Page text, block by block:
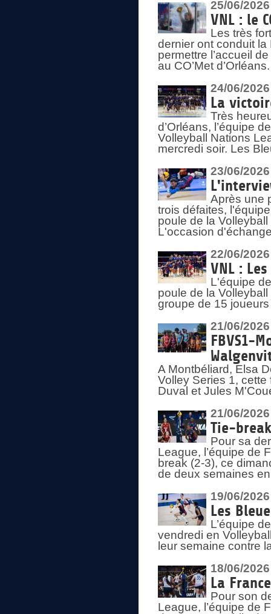
25/06/2026
VNL : le
Les très
dernier ont conduit
permettre l’accueil
au CO’Met d’Orléans.
24/06/2026
La
Très
d’Orléans, l’équipe
Volleyball Nations
mercredi soir. Les
23/06/2026
Après une
trois défaites,
poule de la
L'occasion
22/06/2026
VNL :
L'équipe
poule de la
groupe de 15
21/06/2026
FBVS1-
A Montbéliard, Elsa
Volley Series 1,
Duval et Jules
21/06/2026
Tie-
Pour sa
League, l’équipe de
break (2-3), ce
de deux semaines
19/06/2026
Les
L’équipe
vendredi en
leur semaine contre
18/06/2026
La
Pour son
League, l’équipe de